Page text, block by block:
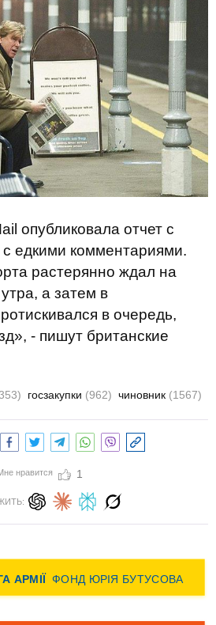
опубликовала отчет с
едкими комментариями.
растерянно ждал на
а затем в
в очередь,
- пишут британские
госзакупки (962) чиновник (1567)
нравится 1